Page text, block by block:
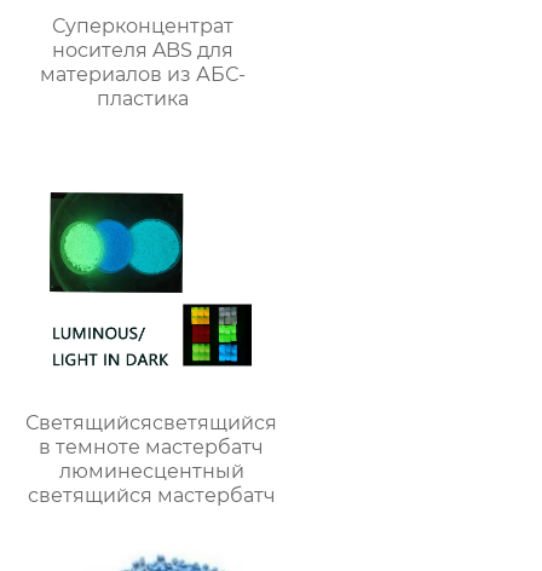
Суперконцентрат
носителя ABS для
материалов из АБС-
пластика
Светящийсясветящийся
в темноте мастербатч
люминесцентный
светящийся мастербатч